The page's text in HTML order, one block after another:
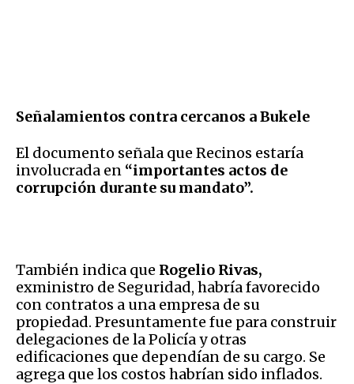
Señalamientos contra cercanos a Bukele
El documento señala que Recinos estaría
involucrada en “importantes actos de
corrupción durante su mandato”.
También indica que Rogelio Rivas,
exministro de Seguridad, habría favorecido
con contratos a una empresa de su
propiedad. Presuntamente fue para construir
delegaciones de la Policía y otras
edificaciones que dependían de su cargo. Se
agrega que los costos habrían sido inflados.